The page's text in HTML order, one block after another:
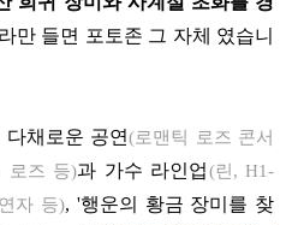
만 들면 포토존 그 자체 였습니
다채로운 공연(로맨틱 로즈 콘서
로즈 등)과 가수 라인업(린 , H1-
자 등), '행운의 황금 장미를 찾